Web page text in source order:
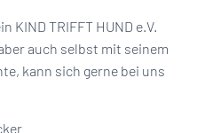
KIND TRIFFT HUND e.V.
auch selbst mit seinem
kann sich gerne bei uns